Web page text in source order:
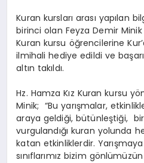
Kuran kursları arası yapılan
birinci olan Feyza Demir
Kuran kursu öğrencilerine
ilmihali hediye edildi ve
altın takıldı.
Hz. Hamza Kız Kuran kursu
Minik; “Bu yarışmalar,
araya geldiği, bütünleştiği,
vurgulandığı kuran yolunda
katan etkinliklerdir.
sınıflarımız bizim